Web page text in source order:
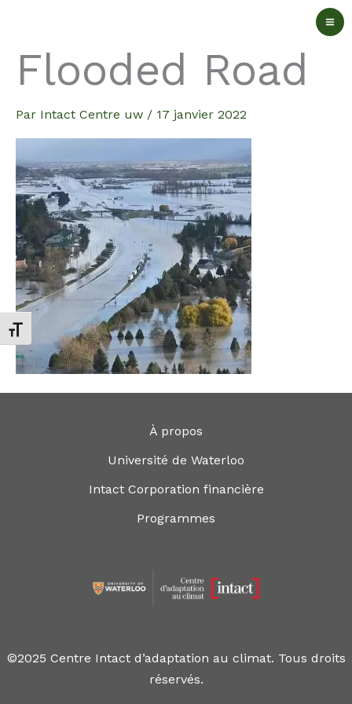
Changer la taille de la police
contenu
Flooded Road
Par Intact Centre uw / 17 janvier 2022
À propos
Université de Waterloo
Intact Corporation financière
Programmes
©2025 Centre Intact d’adaptation au climat. Tous droits
réservés.